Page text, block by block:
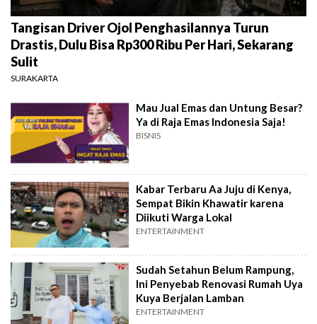
Tangisan Driver Ojol Penghasilannya Turun
Drastis, Dulu Bisa Rp300 Ribu Per Hari, Sekarang
Sulit
SURAKARTA
Mau Jual Emas dan Untung Besar?
Ya di Raja Emas Indonesia Saja!
BISNIS
Kabar Terbaru Aa Juju di Kenya,
Sempat Bikin Khawatir karena
Diikuti Warga Lokal
ENTERTAINMENT
Sudah Setahun Belum Rampung,
Ini Penyebab Renovasi Rumah Uya
Kuya Berjalan Lamban
ENTERTAINMENT